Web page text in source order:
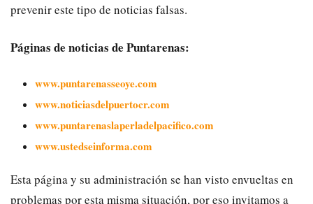
prevenir este tipo de noticias falsas.
Páginas de noticias de Puntarenas:
www.puntarenasseoye.com
www.noticiasdelpuertocr.com
www.puntarenaslaperladelpacifico.com
www.ustedseinforma.com
Esta página y su administración se han visto envueltas en
problemas por esta misma situación, por eso invitamos a